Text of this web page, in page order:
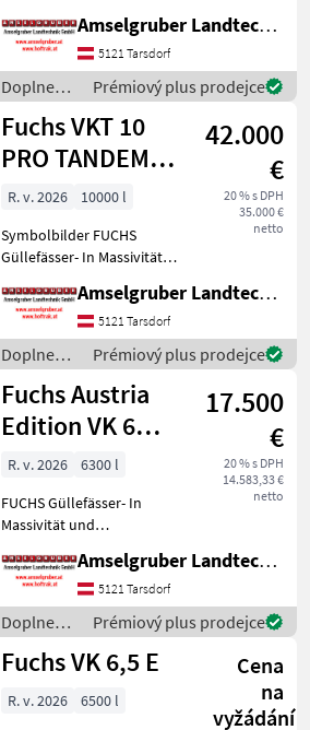
(Stärkste Materialstärken +
Beste Materialen und Beste
Komponenten der
führenden TOP Hersteller!)
Sei
Amselgruber Landtechnik GmbH
5121 Tarsdorf
Doplnenie
živin a
polievanie
/ Fuchs
Prémiový plus prodejce
Fuchs VKT 10
PRO TANDEM
AUSTRIA
42.000
€
20 % s DPH
35.000 €
netto
R. v. 2026
10000 l
Symbolbilder FUCHS
Güllefässer- In Massivität
unschlagbar! (Stärkste
Materialstärken + Beste
Materialen und Beste
Komponenten der
führenden TOP He
Amselgruber Landtechnik GmbH
5121 Tarsdorf
Doplnenie
živin a
polievanie
/ Fuchs
Prémiový plus prodejce
Fuchs Austria
Edition VK 6
6300 Liter
Einachs TOP
17.500
€
20 % s DPH
14.583,33 €
netto
R. v. 2026
6300 l
FUCHS Güllefässer- In
Massivität und
(Stärkste Materialstärken +
Beste Materialen und Beste
Komponenten der
führenden TOP Hersteller!)
Sei
Amselgruber Landtechnik GmbH
5121 Tarsdorf
Doplnenie
živin a
polievanie
Prémiový plus prodejce
Fuchs VK 6,5 E
Cena
na
vyžádání
R. v. 2026 6500 l